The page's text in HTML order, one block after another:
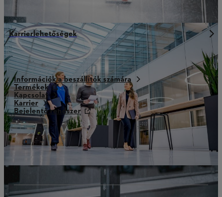
Karrierlehetőségek
Információk a beszállítók számára
Termékek
Kapcsolat
Karrier
Bejelentő rendszer